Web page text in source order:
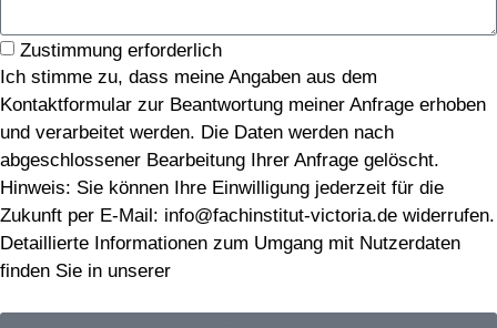
Zustimmung erforderlich
Ich stimme zu, dass meine Angaben aus dem
Kontaktformular zur Beantwortung meiner Anfrage erhoben
und verarbeitet werden. Die Daten werden nach
abgeschlossener Bearbeitung Ihrer Anfrage gelöscht.
Hinweis: Sie können Ihre Einwilligung jederzeit für die
Zukunft per E-Mail: info@fachinstitut-victoria.de widerrufen.
Detaillierte Informationen zum Umgang mit Nutzerdaten
finden Sie in unserer